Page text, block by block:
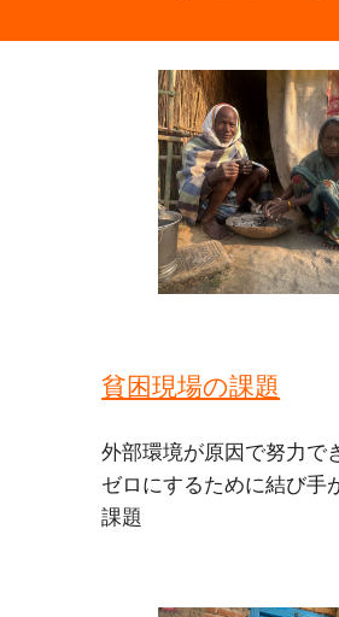
貧困現場の課題
外部環境が原因で努力で
ゼロにするために結び手
課題